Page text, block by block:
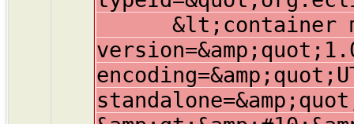
&lt;container